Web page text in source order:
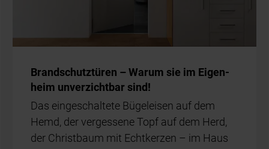
Brand­schutz­tü­ren – War­um sie im Ei­gen­
heim un­ver­zicht­bar sind!
Das ein­ge­schal­te­te Bü­gel­eisen auf dem
Hemd, der ver­ges­se­ne Topf auf dem Herd,
der Christ­baum mit Echt­ker­zen – im Haus